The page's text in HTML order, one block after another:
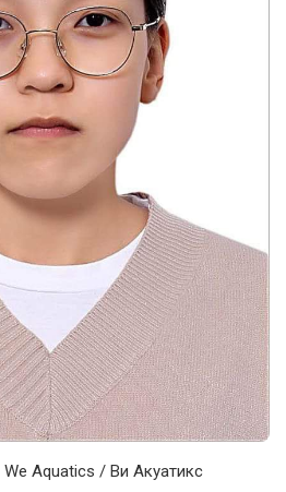
We Aquatics / Ви Акуатикс